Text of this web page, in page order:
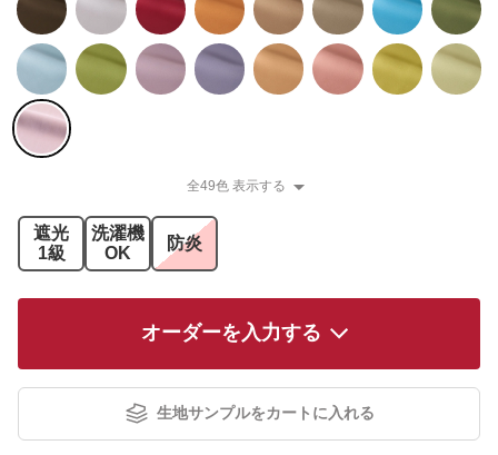
全49色 表示する
遮光
1級
洗濯機
OK
防炎
オーダーを入力する
生地サンプルをカートに入れる